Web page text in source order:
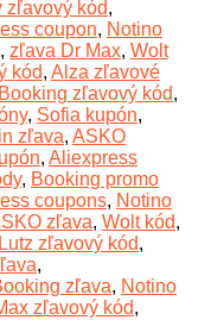
zľavový kód,
coupon, Notino
, zľava Dr Max, Wolt
kód, Alza zľavové
Booking zľavový kód,
, Sofia kupón,
zľava, ASKO
, Aliexpress
, Booking promo
coupons, Notino
zľava, Wolt kód,
zľavový kód,
,
zľava, Notino
zľavový kód,